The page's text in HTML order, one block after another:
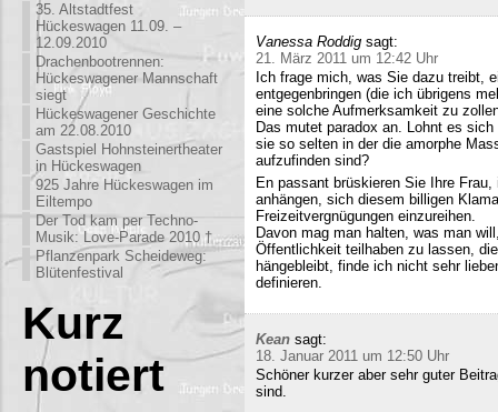
35. Altstadtfest
Hückeswagen 11.09. –
12.09.2010
Drachenbootrennen:
Hückeswagener Mannschaft
siegt
Hückeswagener Geschichte
am 22.08.2010
Gastspiel Hohnsteinertheater
in Hückeswagen
925 Jahre Hückeswagen im
Eiltempo
Der Tod kam per Techno-
Musik: Love-Parade 2010 †
Pflanzenpark Scheideweg:
Blütenfestival
Kurz
notiert
Vanessa Roddig sagt:
21. März 2011 um 12:42 Uhr
Ich frage mich, was Sie dazu treibt,
entgegenbringen (die ich übrigens
eine solche Aufmerksamkeit zu
Das mutet paradox an. Lohnt es
sie so selten in der die amorphe
aufzufinden sind?
En passant brüskieren Sie Ihre
anhängen, sich diesem billigen
Freizeitvergnügungen einzureihen.
Davon mag man halten, was man
Öffentlichkeit teilhaben zu lassen,
hängebleibt, finde ich nicht sehr
definieren.
Kean sagt:
18. Januar 2011 um 12:50 Uhr
Schöner kurzer aber sehr guter
sind.